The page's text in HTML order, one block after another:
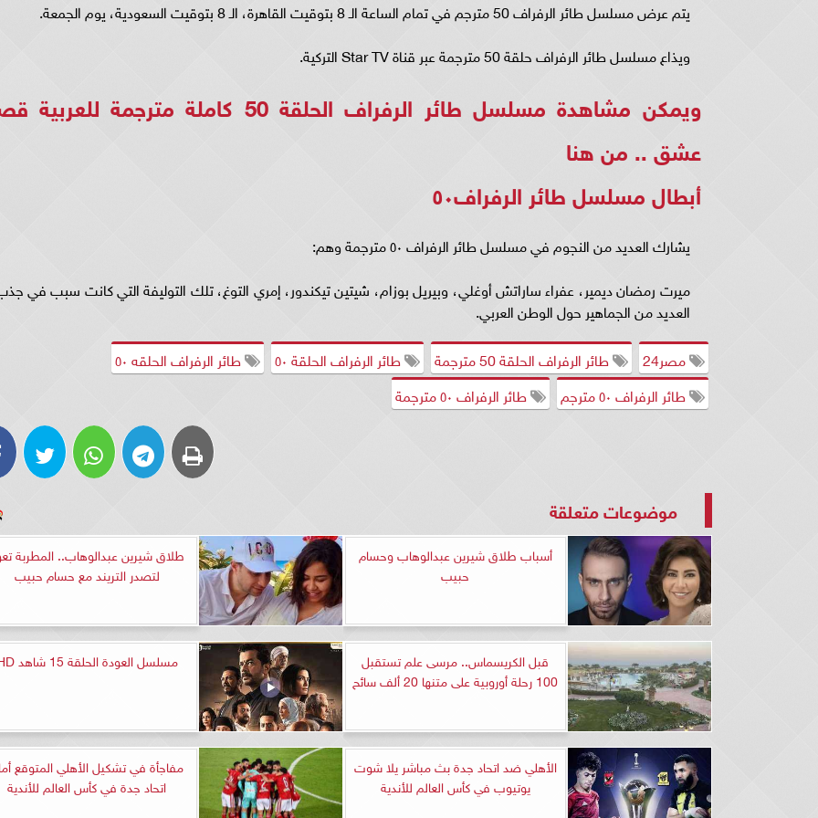
يتم عرض مسلسل طائر الرفراف 50 مترجم في تمام الساعة الـ 8 بتوقيت القاهرة، الـ 8 بتوقيت السعودية، يوم الجمعة.
ويذاع مسلسل طائر الرفراف حلقة 50 مترجمة عبر قناة Star TV التركية.
ويمكن مشاهدة مسلسل طائر الرفراف الحلقة 50 كاملة مترجمة
عشق .. من هنا
أبطال مسلسل طائر الرفراف٥٠
يشارك العديد من النجوم في مسلسل طائر الرفراف ٥٠ مترجمة وهم:
ميرت رمضان ديمير، عفراء ساراتش أوغلي، وبيريل بوزام، شيتين تيكندور، إمري التوغ، تلك التوليفة التي كانت سبب في
العديد من الجماهير حول الوطن العربي.
مصر24
طائر الرفراف الحلقة 50 مترجمة طائر الرفراف الحلقة ٥٠
طائر الرفراف الحلقه ٥٠
طائر الرفراف ٥٠ مترجم
طائر الرفراف ٥٠ مترجمة
موضوعات متعلقة
أسباب طلاق شيرين عبدالوهاب وحسام
حبيب
طلاق شيرين عبدالوهاب.. المطربة
لتصدر التريند مع حسام حبيب
قبل الكريسماس.. مرسى علم تستقبل
100 رحلة أوروبية على متنها 20 ألف سائح
مسلسل العودة الحلقة 15 شاهد HD
الأهلي ضد اتحاد جدة بث مباشر يلا شوت
يوتيوب في كأس العالم للأندية
مفاجأة في تشكيل الأهلي المتوقع
اتحاد جدة في كأس العالم للأندية